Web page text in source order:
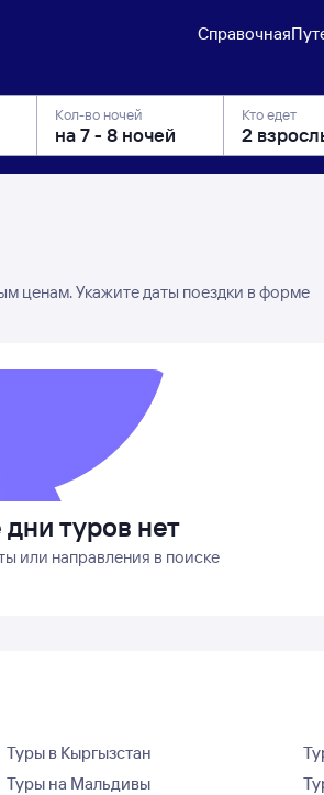
Справочная
Кол-во ночей Кто едет
ценам. Укажите даты поездки в форме
туров нет
или направления в поиске
Туры в Кыргызстан
Туры на Мальдивы